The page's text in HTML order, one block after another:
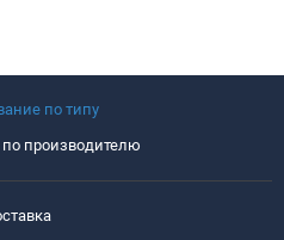
по типу
производителю